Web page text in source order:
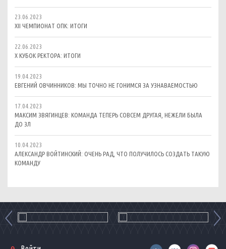
23.06.2023
XII ЧЕМПИОНАТ ОПК: ИТОГИ
22.06.2023
X КУБОК РЕКТОРА: ИТОГИ
19.04.2023
ЕВГЕНИЙ ОВЧИННИКОВ: МЫ ТОЧНО НЕ ГОНИМСЯ ЗА УЗНАВАЕМОСТЬЮ
17.04.2023
МАКСИМ ЗВЯГИНЦЕВ: КОМАНДА ТЕПЕРЬ СОВСЕМ ДРУГАЯ, НЕЖЕЛИ БЫЛА
ДО ЗЛ
10.04.2023
АЛЕКСАНДР ВОЙТИНСКИЙ: ОЧЕНЬ РАД, ЧТО ПОЛУЧИЛОСЬ СОЗДАТЬ ТАКУЮ
КОМАНДУ